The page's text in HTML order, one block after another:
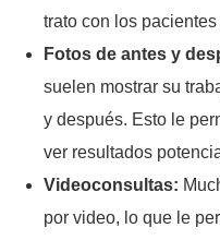
trato con los
Fotos de antes y
suelen mostrar su
y después. Esto le
ver resultados
Videoconsultas:
por video, lo que le